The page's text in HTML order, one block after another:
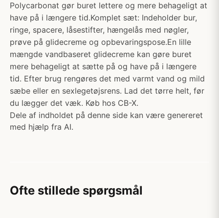
Polycarbonat gør buret lettere og mere behageligt at
have på i længere tid.Komplet sæt: Indeholder bur,
ringe, spacere, låsestifter, hængelås med nøgler,
prøve på glidecreme og opbevaringspose.En lille
mængde vandbaseret glidecreme kan gøre buret
mere behageligt at sætte på og have på i længere
tid. Efter brug rengøres det med varmt vand og mild
sæbe eller en sexlegetøjsrens. Lad det tørre helt, før
du lægger det væk. Køb hos CB-X.
Dele af indholdet på denne side kan være genereret
med hjælp fra AI.
Ofte stillede spørgsmål